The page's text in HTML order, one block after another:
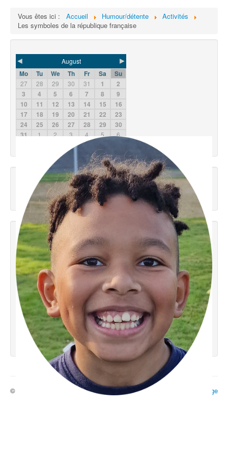
Vous êtes ici : Accueil Humour/détente
Activités
Les symboles de la république française
◄ August ►
Mo Tu We Th Fr Sa Su
27 28 29 30 31 1
2
3
4 5 6 7 8
9
10
11 12 13 14 15
16
17
18 19 20 21 22
23
24
25 26 27 28 29
30
31
1 2 3 4 5
6
2026
Météo Concarneau
Haut de page
© 2026 Ecole 29